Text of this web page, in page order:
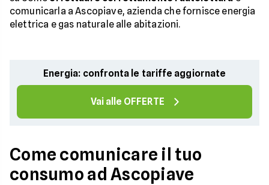
comunicarla a Ascopiave, azienda che fornisce energia
elettrica e gas naturale alle abitazioni.
Energia: confronta le tariffe aggiornate
Vai alle OFFERTE
Come comunicare il tuo
consumo ad Ascopiave